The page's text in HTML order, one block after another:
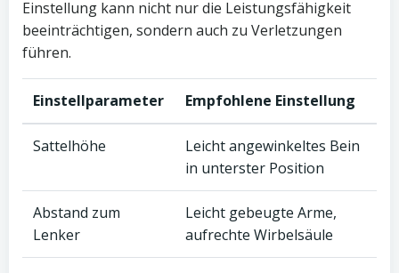
Einstellung kann nicht nur die Leistungsfähigkeit
beeinträchtigen, sondern auch zu Verletzungen
führen.
Einstellparameter Empfohlene Einstellung
Sattelhöhe
Leicht angewinkeltes Bein
in unterster Position
Abstand zum
Lenker
Leicht gebeugte Arme,
aufrechte Wirbelsäule